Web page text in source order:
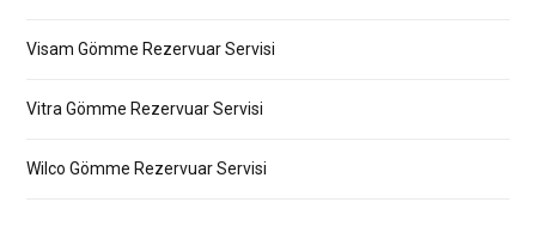
Visam Gömme Rezervuar Servisi
Vitra Gömme Rezervuar Servisi
Wilco Gömme Rezervuar Servisi